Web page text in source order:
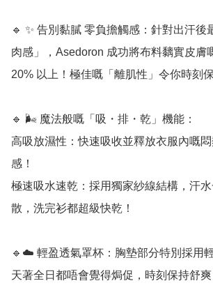
🔹 ✨ 告別黏膩 零負擔觸感：針對出汗後
肉感」，Asedoron 成功將布料黐實皮膚
20% 以上！極佳嘅「離肌性」令你時刻
🔹 🌬️ 魔法般嘅「吸・排・乾」機能：
高吸放濕性：快速吸收並釋放衣服內嘅
感！
極速吸水速乾：採用獨家紗線結構，汗
散，洗完衫都超級快乾！
🔹☁️ 輕盈透氣罩杯：胸墊部分特別採用
天著全日都唔會覺得焗促，時刻保持舒爽